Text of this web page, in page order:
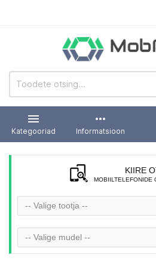

Kategooriad
more_horiz
Informatsioon
KIIRE
MOBIILTELEFONIDE
-- Valige tootja --
-- Valige mudel --